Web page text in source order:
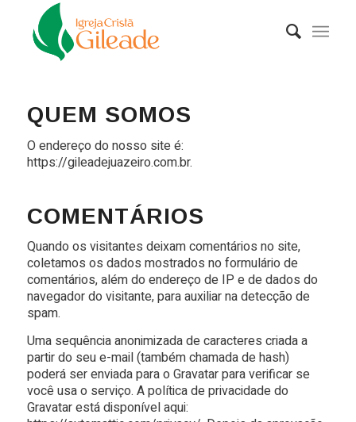
QUEM SOMOS
O endereço do nosso site é:
https://gileadejuazeiro.com.br.
COMENTÁRIOS
Quando os visitantes deixam comentários no site,
coletamos os dados mostrados no formulário de
comentários, além do endereço de IP e de dados do
navegador do visitante, para auxiliar na detecção de
spam.
Uma sequência anonimizada de caracteres criada a
partir do seu e-mail (também chamada de hash)
poderá ser enviada para o Gravatar para verificar se
você usa o serviço. A política de privacidade do
Gravatar está disponível aqui: